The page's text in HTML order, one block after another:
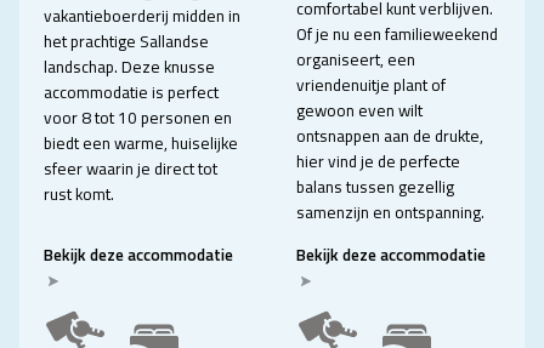
vakantieboerderij midden in
het prachtige Sallandse
landschap. Deze knusse
accommodatie is perfect
voor 8 tot 10 personen en
biedt een warme, huiselijke
sfeer waarin je direct tot
rust komt.
Bekijk deze accommodatie
comfortabel kunt verblijven.
Of je nu een familieweekend
organiseert, een
vriendenuitje plant of
gewoon even wilt
ontsnappen aan de drukte,
hier vind je de perfecte
balans tussen gezellig
samenzijn en ontspanning.
Bekijk deze accommodatie